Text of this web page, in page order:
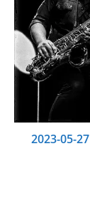
2023-05-